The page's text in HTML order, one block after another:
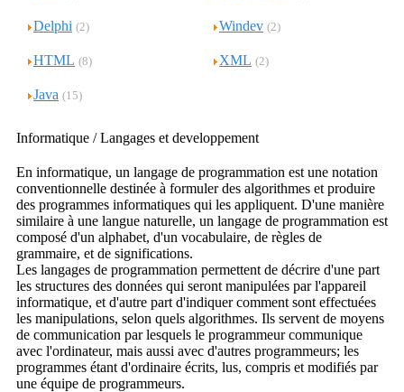
Delphi (2) Windev (2)
HTML (8) XML (2)
Java (15)
Informatique / Langages et developpement
En informatique, un langage de programmation est une notation
conventionnelle destinée à formuler des algorithmes et produire
des programmes informatiques qui les appliquent. D'une manière
similaire à une langue naturelle, un langage de programmation est
composé d'un alphabet, d'un vocabulaire, de règles de
grammaire, et de significations.
Les langages de programmation permettent de décrire d'une part
les structures des données qui seront manipulées par l'appareil
informatique, et d'autre part d'indiquer comment sont effectuées
les manipulations, selon quels algorithmes. Ils servent de moyens
de communication par lesquels le programmeur communique
avec l'ordinateur, mais aussi avec d'autres programmeurs; les
programmes étant d'ordinaire écrits, lus, compris et modifiés par
une équipe de programmeurs.